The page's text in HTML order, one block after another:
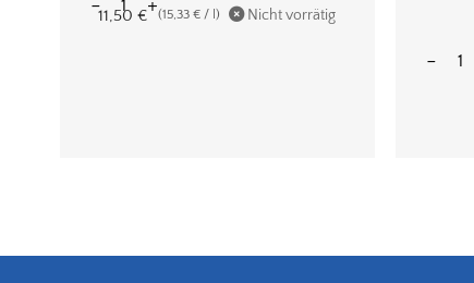
11,50€ (15,33€ / ) Nicht vorrätig